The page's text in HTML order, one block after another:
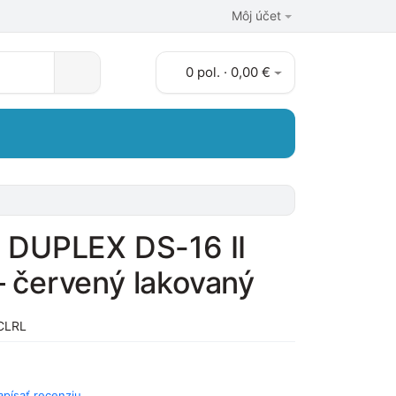
Môj účet
0 pol. · 0,00 €
DS-16 II
červený lakovaný